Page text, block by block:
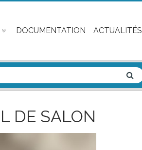
DOCUMENTATION ACTUALITÉS
DE SALON